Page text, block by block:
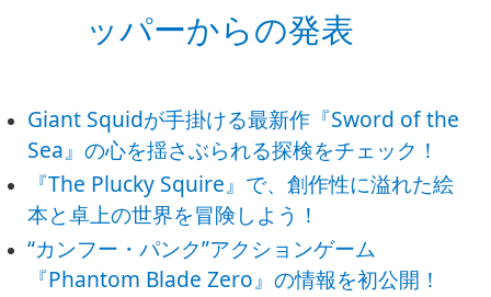
ッパーからの発表
Giant Squidが手掛ける最新作『Sword of the
Sea』の心を揺さぶられる探検をチェック！
『The Plucky Squire』で、創作性に溢れた絵
本と卓上の世界を冒険しよう！
“カンフー・パンク”アクションゲーム
『Phantom Blade Zero』の情報を初公開！